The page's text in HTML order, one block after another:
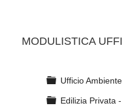
MODULISTICA
C
r
Ufficio
CEdilizia Privata